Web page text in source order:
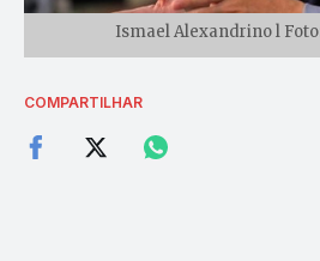
Ismael Alexandrino l
COMPARTILHAR